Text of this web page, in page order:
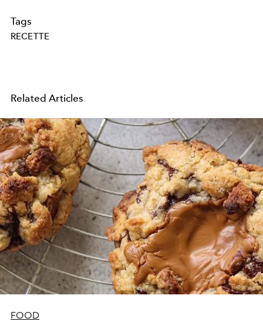
Tags
RECETTE
Related Articles
FOOD